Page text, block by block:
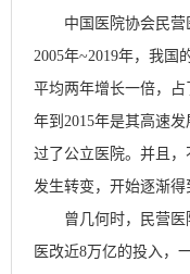
中国医院协会民
2005年~2019年，我国
平均两年增长一倍，
年到 2015年是其高速发
过了公立医院。并且
发生转变，开始逐渐得
曾几何时，民营
医改近8 万亿的投入，